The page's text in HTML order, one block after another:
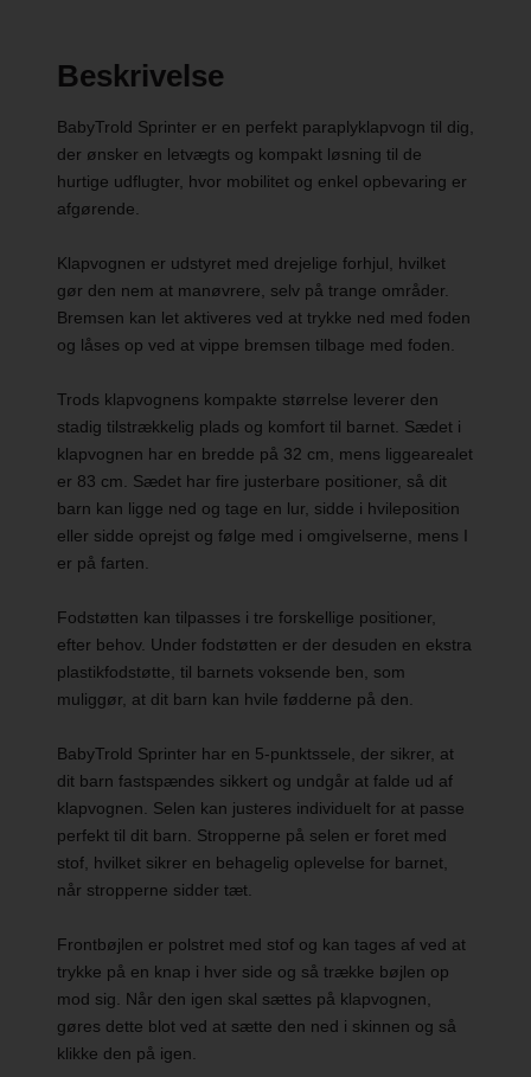
Beskrivelse
BabyTrold Sprinter er en perfekt paraplyklapvogn til dig,
der ønsker en letvægts og kompakt løsning til de
hurtige udflugter, hvor mobilitet og enkel opbevaring er
afgørende.
Klapvognen er udstyret med drejelige forhjul, hvilket
gør den nem at manøvrere, selv på trange områder.
Bremsen kan let aktiveres ved at trykke ned med foden
og låses op ved at vippe bremsen tilbage med foden.
Trods klapvognens kompakte størrelse leverer den
stadig tilstrækkelig plads og komfort til barnet. Sædet i
klapvognen har en bredde på 32 cm, mens liggearealet
er 83 cm. Sædet har fire justerbare positioner, så dit
barn kan ligge ned og tage en lur, sidde i hvileposition
eller sidde oprejst og følge med i omgivelserne, mens I
er på farten.
Fodstøtten kan tilpasses i tre forskellige positioner,
efter behov. Under fodstøtten er der desuden en ekstra
plastikfodstøtte, til barnets voksende ben, som
muliggør, at dit barn kan hvile fødderne på den.
BabyTrold Sprinter har en 5-punktssele, der sikrer, at
dit barn fastspændes sikkert og undgår at falde ud af
klapvognen. Selen kan justeres individuelt for at passe
perfekt til dit barn. Stropperne på selen er foret med
stof, hvilket sikrer en behagelig oplevelse for barnet,
når stropperne sidder tæt.
Frontbøjlen er polstret med stof og kan tages af ved at
trykke på en knap i hver side og så trække bøjlen op
mod sig. Når den igen skal sættes på klapvognen,
gøres dette blot ved at sætte den ned i skinnen og så
klikke den på igen.